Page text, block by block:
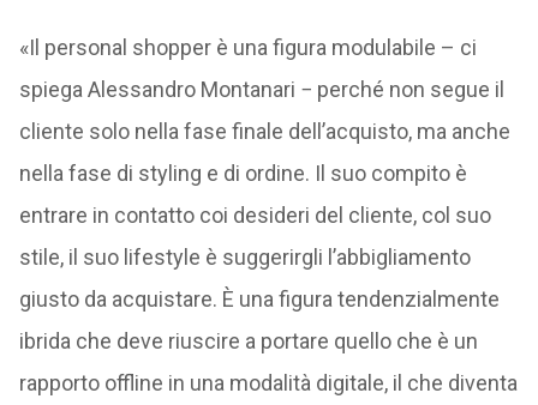
«Il personal shopper è una figura modulabile – ci
spiega Alessandro Montanari − perché non segue il
cliente solo nella fase finale dell’acquisto, ma anche
nella fase di styling e di ordine. Il suo compito è
entrare in contatto coi desideri del cliente, col suo
stile, il suo lifestyle è suggerirgli l’abbigliamento
giusto da acquistare. È una figura tendenzialmente
ibrida che deve riuscire a portare quello che è un
rapporto offline in una modalità digitale, il che diventa